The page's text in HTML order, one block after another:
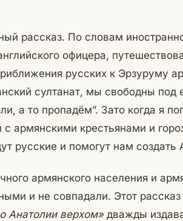
рассказ. По словам
офицера,
русских к Эрзуруму
султанат, мы свободны под
а то пропадём”. Зато когда я
с армянскими крестьянами и
русские и помогут нам
армянского населения и
и не совпадали. Этот
Анатолии верхом»дважды